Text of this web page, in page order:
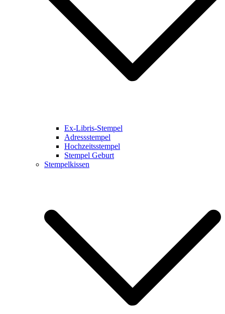
Ex-Libris-Stempel
Adressstempel
Hochzeitsstempel
Stempel Geburt
Stempelkissen